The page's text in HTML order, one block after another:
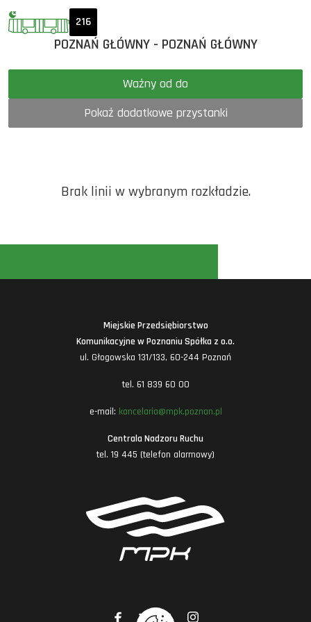
216
POZNAŃ GŁÓWNY - POZNAŃ GŁÓWNY
Ważny od do
Pokaż dodatkowe przystanki
Brak linii w wybranym rozkładzie.
Miejskie Przedsiębiorstwo
Komunikacyjne w Poznaniu Spółka z o.o.
ul. Głogowska 131/133, 60-244 Poznań
tel. 61 839 60 00
e-mail: kancelaria@mpk.poznan.pl
Centrala Nadzoru Ruchu
tel. 19 445 (telefon alarmowy)